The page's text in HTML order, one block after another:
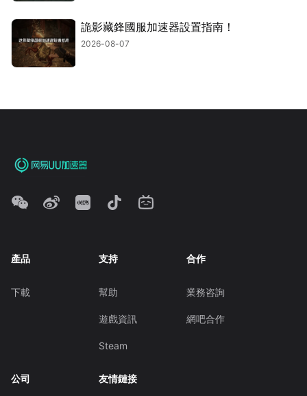
詭影藏鋒國服加速器設置指南！
2026-08-07
產品
下載
支持
幫助
遊戲資訊
Steam
合作
業務咨詢
網吧合作
公司 友情鏈接